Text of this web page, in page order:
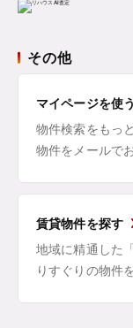
その他
マイページを使う
物件検索をもっ
物件をメールで
賃貸物件を探す
地域に精通した
りすぐりの物件